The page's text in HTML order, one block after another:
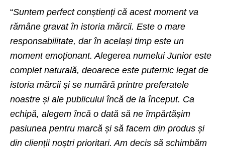
“Suntem perfect conștienți că acest moment va
rămâne gravat în istoria mărcii. Este o mare
responsabilitate, dar în același timp este un
moment emoționant. Alegerea numelui Junior este
complet naturală, deoarece este puternic legat de
istoria mărcii și se numără printre preferatele
noastre și ale publicului încă de la început. Ca
echipă, alegem încă o dată să ne împărtășim
pasiunea pentru marcă și să facem din produs și
din clienții noștri prioritari. Am decis să schimbăm